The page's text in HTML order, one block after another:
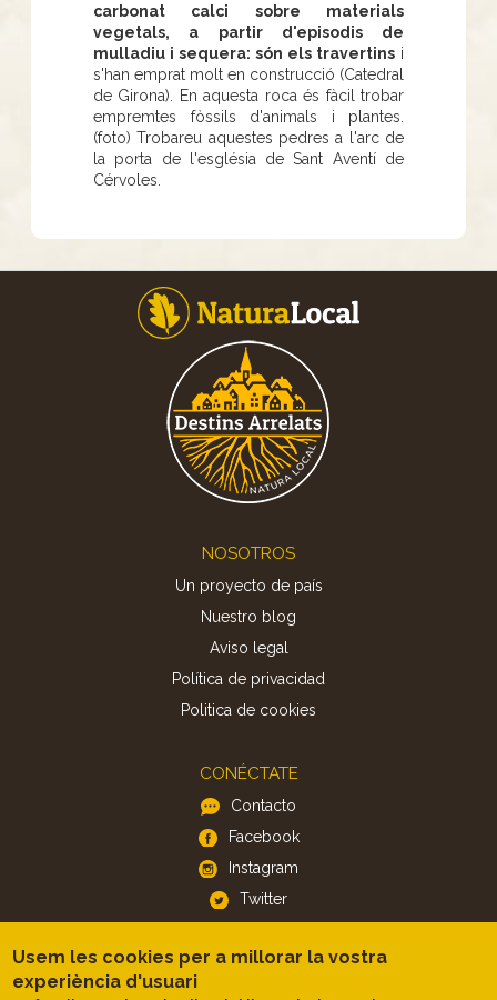
carbonat calci sobre materials
vegetals, a partir d'episodis de
mulladiu i sequera: són els travertins i
s'han emprat molt en construcció (Catedral
de Girona). En aquesta roca és fàcil trobar
empremtes fòssils d'animals i plantes.
(foto) Trobareu aquestes pedres a l'arc de
la porta de l'església de Sant Aventí de
Cérvoles.
NOSOTROS
Un proyecto de país
Nuestro blog
Aviso legal
Política de privacidad
Politica de cookies
CONÉCTATE
Contacto
Facebook
Instagram
Twitter
APP
Usem les cookies per a millorar la vostra
experiència d'usuari